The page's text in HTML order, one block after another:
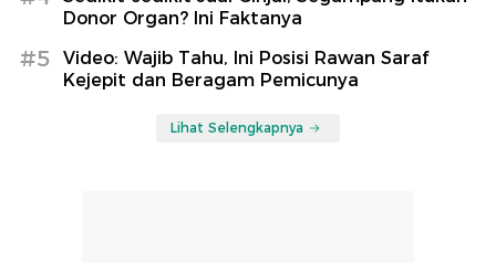
Donor Organ? Ini Faktanya
#5
Video: Wajib Tahu, Ini Posisi Rawan Saraf
Kejepit dan Beragam Pemicunya
Lihat Selengkapnya